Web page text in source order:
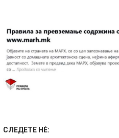
СЛЕДЕТЕ НÈ: